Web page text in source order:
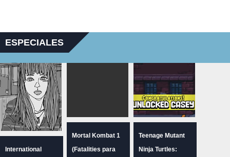
ESPECIALES
International
Mortal Kombat 1
(Fatalities para
Teenage Mutant
Ninja Turtles: